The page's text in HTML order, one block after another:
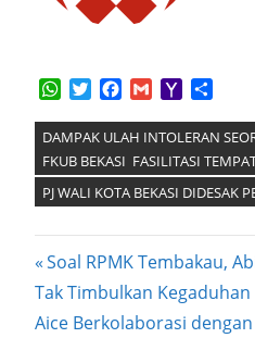
WhatsApp
TwitterFacebook
GmailYahoo
DAMPAK ULAH INTOLERAN
FKUB BEKASI FASILITASI
PJ WALI KOTA BEKASI DIDESAK
Post
navigation
Previous
Post:
Soal RPMK Tembakau,
Tak Timbulkan Kegaduhan
Next
Aice Berkolaborasi